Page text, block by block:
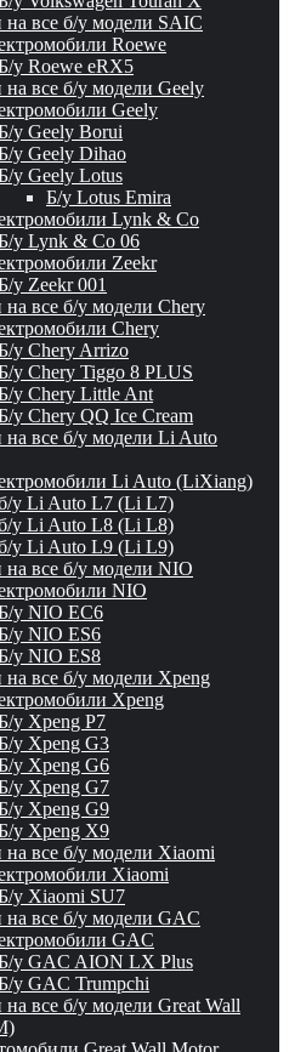
на все б/у модели SAIC
Roewe
у Roewe eRX5
на все б/у модели Geely
Geely
у Geely Borui
у Geely Dihao
у Geely Lotus
Б/у Lotus Emira
Lynk & Co
у Lynk & Co 06
Zeekr
у Zeekr 001
на все б/у модели Chery
Chery
у Chery Arrizo
у Chery Tiggo 8 PLUS
у Chery Little Ant
у Chery QQ Ice Cream
на все б/у модели Li Auto
Li Auto (LiXiang)
у Li Auto L7 (Li L7)
у Li Auto L8 (Li L8)
у Li Auto L9 (Li L9)
на все б/у модели NIO
NIO
у NIO EC6
у NIO ES6
у NIO ES8
на все б/у модели Xpeng
Xpeng
у Xpeng P7
у Xpeng G3
у Xpeng G6
у Xpeng G7
у Xpeng G9
у Xpeng X9
на все б/у модели Xiaomi
Xiaomi
у Xiaomi SU7
на все б/у модели GAC
GAC
у GAC AION LX Plus
у GAC Trumpchi
на все б/у модели Great Wall